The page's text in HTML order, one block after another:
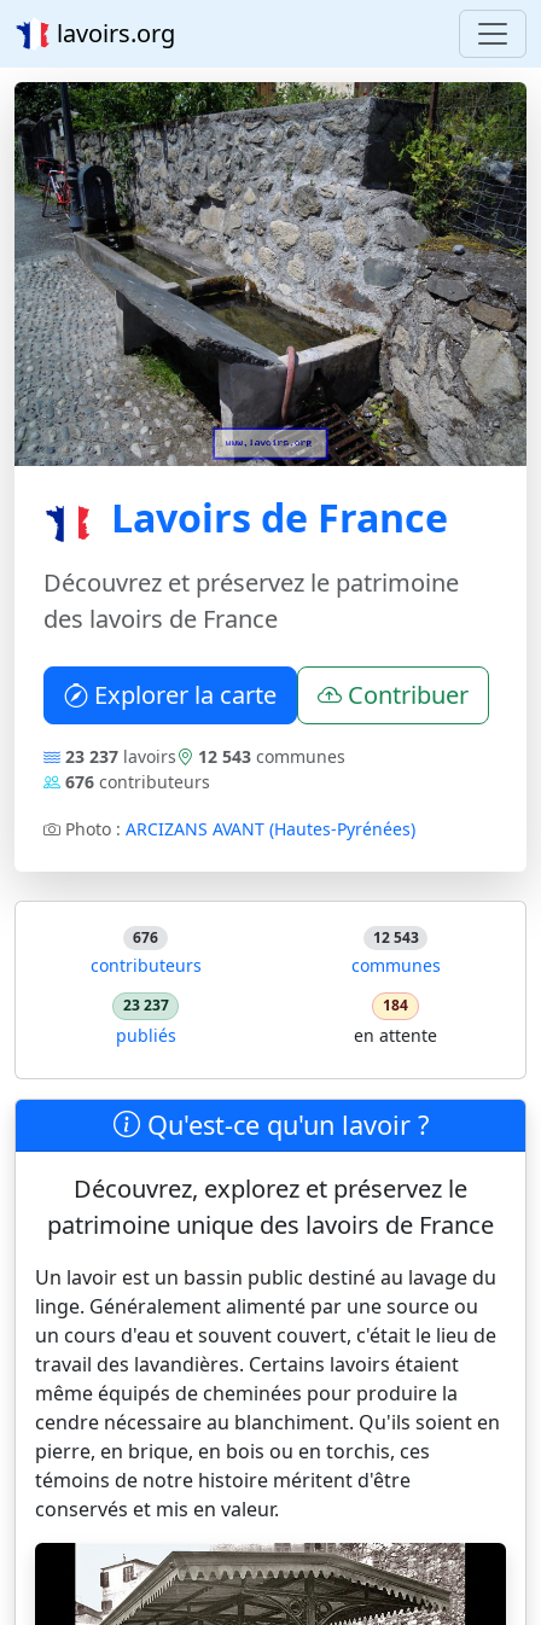
lavoirs.org
Lavoirs de France
Découvrez et préservez le patrimoine
des lavoirs de France
Explorer la carte Contribuer
23 237 lavoirs 12 543 communes
676 contributeurs
Photo : ARCIZANS AVANT (Hautes-Pyrénées)
676
contributeurs
12 543
communes
23 237
publiés
184
en attente
Qu'est-ce qu'un lavoir ?
Découvrez, explorez et préservez le
patrimoine unique des lavoirs de France
Un lavoir est un bassin public destiné au lavage du
linge. Généralement alimenté par une source ou
un cours d'eau et souvent couvert, c'était le lieu de
travail des lavandières. Certains lavoirs étaient
même équipés de cheminées pour produire la
cendre nécessaire au blanchiment. Qu'ils soient en
pierre, en brique, en bois ou en torchis, ces
témoins de notre histoire méritent d'être
conservés et mis en valeur.